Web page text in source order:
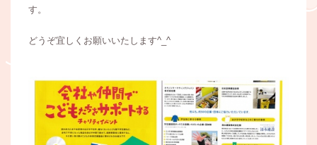
す。
どうぞ宜しくお願いいたします^_^